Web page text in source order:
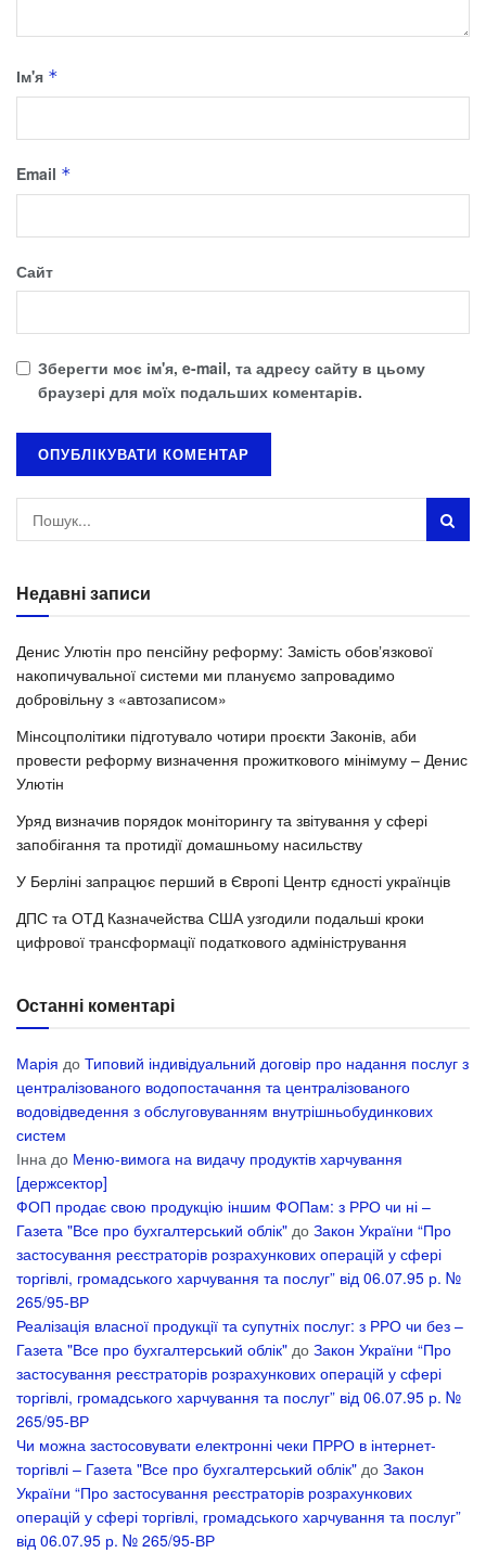
Ім'я *
Email *
Сайт
Зберегти моє ім'я, e-mail, та адресу сайту в цьому
браузері для моїх подальших коментарів.
Недавні записи
Денис Улютін про пенсійну реформу: Замість обовʼязкової
накопичувальної системи ми плануємо запровадимо
добровільну з «автозаписом»
Мінсоцполітики підготувало чотири проєкти Законів, аби
провести реформу визначення прожиткового мінімуму – Денис
Улютін
Уряд визначив порядок моніторингу та звітування у сфері
запобігання та протидії домашньому насильству
У Берліні запрацює перший в Європі Центр єдності українців
ДПС та ОТД Казначейства США узгодили подальші кроки
цифрової трансформації податкового адміністрування
Останні коментарі
Марія до Типовий індивідуальний договір про надання послуг з
централізованого водопостачання та централізованого
водовідведення з обслуговуванням внутрішньобудинкових
систем
Інна до Меню-вимога на видачу продуктів харчування
[держсектор]
ФОП продає свою продукцію іншим ФОПам: з РРО чи ні –
Газета "Все про бухгалтерський облік" до Закон України “Про
застосування реєстраторів розрахункових операцій у сфері
торгівлі, громадського харчування та послуг” від 06.07.95 р. №
265/95-ВР
Реалізація власної продукції та супутніх послуг: з РРО чи без –
Газета "Все про бухгалтерський облік" до Закон України “Про
застосування реєстраторів розрахункових операцій у сфері
торгівлі, громадського харчування та послуг” від 06.07.95 р. №
265/95-ВР
Чи можна застосовувати електронні чеки ПРРО в інтернет-
торгівлі – Газета "Все про бухгалтерський облік" до Закон
України “Про застосування реєстраторів розрахункових
операцій у сфері торгівлі, громадського харчування та послуг”
від 06.07.95 р. № 265/95-ВР